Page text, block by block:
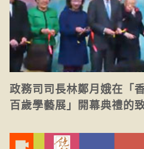
政務司司長林鄭月娥在「
百歲學藝展」開幕典禮的